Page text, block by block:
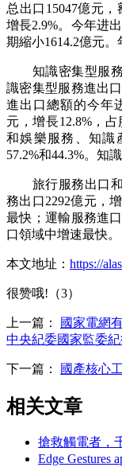
总出口15047億元，
增長2.9%。今年进
期縮小1614.2億元。
知識密集型服務
識密集型服務進出
進出口總額的今年
元，增長12.8%，
和娛樂服務、知識
57.2%和44.3%。知
旅行服務出口和
務出口2292億元，
最快；運輸服務進
口領域中增速最快。
本文地址： https://
很赞哦!（3）
上一篇：
國家電網
中央紀委國家監委
下一篇： 國產核心
相关文章
搶救觸電者，
Edge Gestures